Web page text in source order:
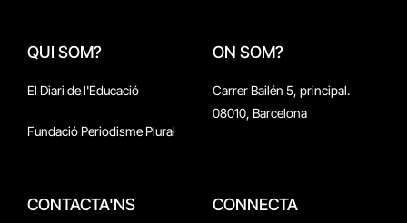
QUI SOM?
El Diari de l'Educació
Fundació Periodisme Plural
ON SOM?
Carrer Bailén 5, principal.
08010, Barcelona
CONTACTA'NS CONNECTA